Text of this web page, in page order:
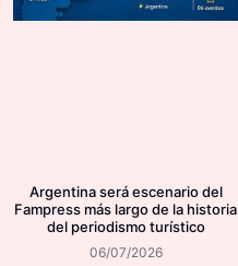
Argentina será escenario del
Fampress más largo de la historia
del periodismo turístico
06/07/2026